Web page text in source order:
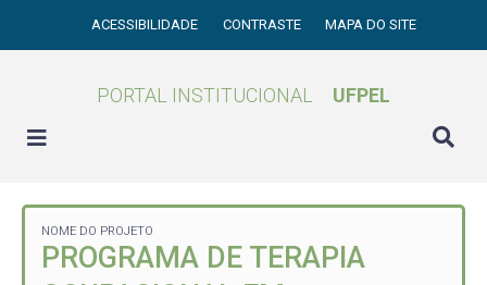
ACESSIBILIDADE CONTRASTE MAPA DO SITE
PORTAL INSTITUCIONAL UFPEL
NOME DO PROJETO
PROGRAMA DE TERAPIA